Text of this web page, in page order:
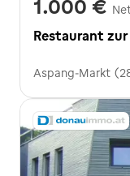
1.000 €
Restaurant
Aspang-Markt